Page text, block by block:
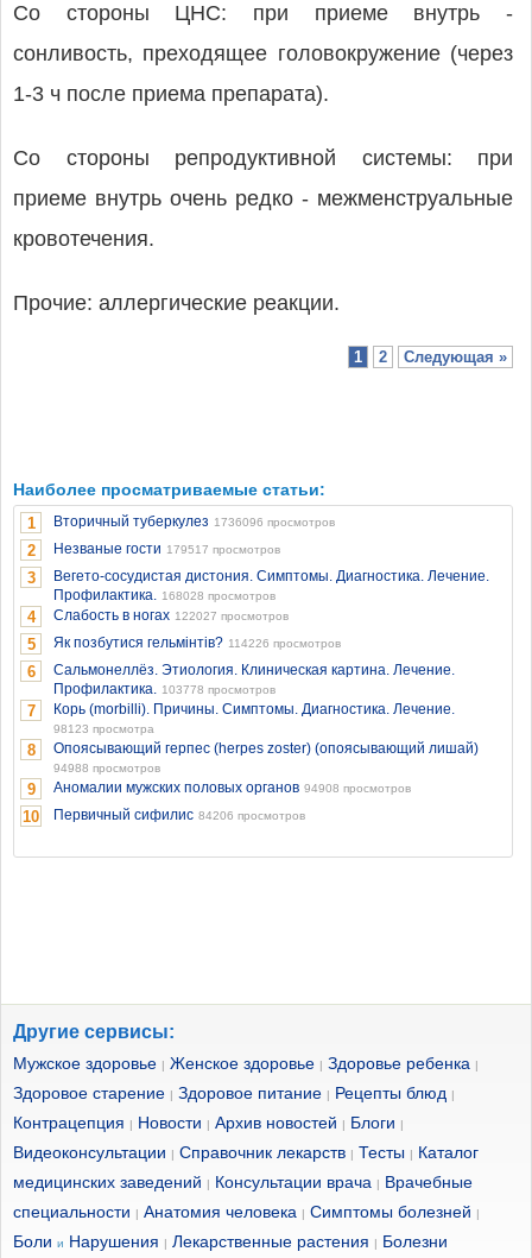
Со стороны ЦНС: при приеме внутрь -
сонливость, преходящее головокружение (через
1-3 ч после приема препарата).
Со стороны репродуктивной системы: при
приеме внутрь очень редко - межменструальные
кровотечения.
Прочие: аллергические реакции.
1 2 Следующая »
Наиболее просматриваемые статьи:
1 Вторичный туберкулез 1736096 просмотров
2 Незваные гости 179517 просмотров
3
Вегето-сосудистая дистония. Симптомы. Диагностика. Лечение.
Профилактика. 168028 просмотров
4 Слабость в ногах 122027 просмотров
5 Як позбутися гельмінтів? 114226 просмотров
6
Сальмонеллёз. Этиология. Клиническая картина. Лечение.
Профилактика. 103778 просмотров
7 Корь (morbilli). Причины. Симптомы. Диагностика. Лечение.
98123 просмотра
8 Опоясывающий герпес (herpes zoster) (опоясывающий лишай)
94988 просмотров
9 Аномалии мужских половых органов 94908 просмотров
10 Первичный сифилис 84206 просмотров
Другие сервисы:
Мужское здоровье | Женское здоровье | Здоровье ребенка |
Здоровое старение | Здоровое питание | Рецепты блюд |
Контрацепция | Новости | Архив новостей | Блоги |
Видеоконсультации | Справочник лекарств | Тесты | Каталог
медицинских заведений | Консультации врача | Врачебные
специальности | Анатомия человека | Симптомы болезней |
Боли и Нарушения | Лекарственные растения | Болезни